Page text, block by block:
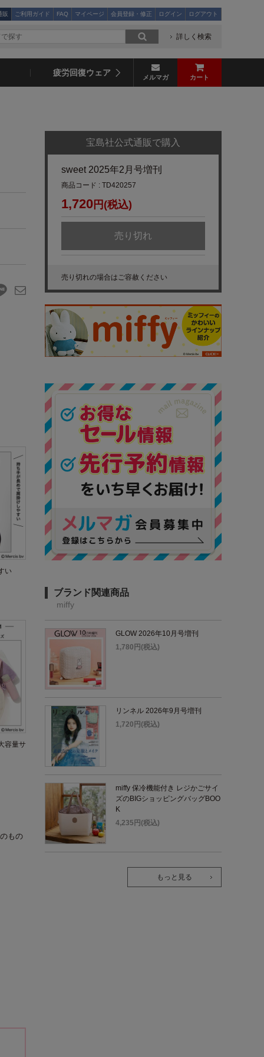
販 ご利用ガイド FAQ マイページ 会員登録・修正 ログイン ログアウト
詳しく検索
疲労回復ウェア メルマガ カート
い
容量サ
もの
宝島社公式通販で購入
sweet 2025年2月号増刊
商品コード : TD420257
1,720 円(税込)
売り切れ
売り切れの場合はご容赦ください
ブランド関連商品
miffy
GLOW 2026年10月号増刊
1,780円(税込)
リンネル 2026年9月号増刊
1,720円(税込)
miffy 保冷機能付き レジかごサイ
ズのBIGショッピングバッグBOO
K
4,235円(税込)
もっと見る